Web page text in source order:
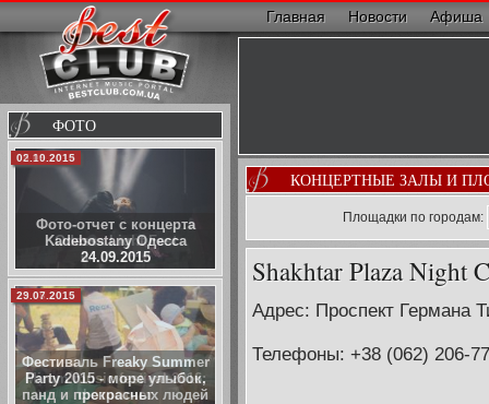
Главная Новости Афиша
ФОТО
Фото-отчет с концерта
Kadebostany Одесса
24.09.2015
02.10.2015
Фестиваль Freaky Summer
Party 2015 - море улыбок,
панд и прекрасных людей
29.07.2015
КОНЦЕРТНЫЕ ЗАЛЫ И
Площадки по городам:
Shakhtar Plaza Night
Адрес: Проспект Германа
Телефоны: +38 (062) 206-